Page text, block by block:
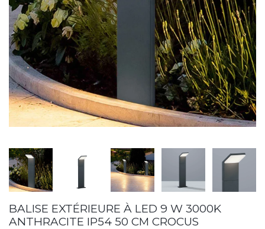
BALISE EXTÉRIEURE À LED 9 W 3000K
ANTHRACITE IP54 50 CM CROCUS